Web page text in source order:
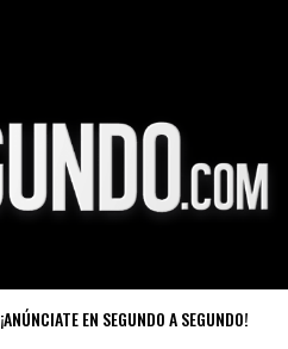
¡ANÚNCIATE EN SEGUNDO A SEGUNDO!